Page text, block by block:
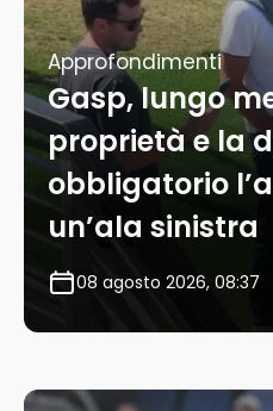
Approfondimenti
Gasp, lungo
proprietà e la
obbligatorio
un’ala sinistra
08 agosto 2026, 08:37